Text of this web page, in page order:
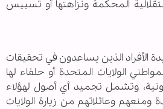
المحكمة ونزاهتها أو تسييس
الأفراد الذين يساعدون في تحقيقات
الولايات المتحدة أو حلفاء لها
وتشمل تجميد أي أصول لهؤلاء
ومنعهم وعائلاتهم من زيارة الولايات